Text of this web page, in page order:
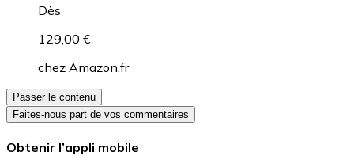
Dès
129,00 €
chez Amazon.fr
Passer le contenu
Faites-nous part de vos commentaires
Obtenir l’appli mobile